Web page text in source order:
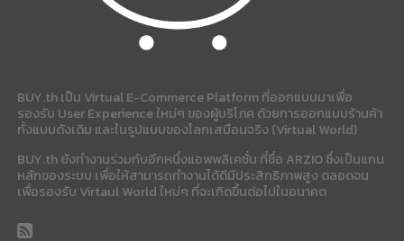
BUY.th เป็น Virtual E-Commerce Platform ที่ออกแบบมาเพื่อ
รองรับ User Experience ใหม่ๆ ของผู้บริโภค ด้วยการออกแบบร้านค้า
ทั้งแบบดังเดิม และในรูปแบบของโลกเสมือนจริง (Virtual World)
BUY.th ยังทำงานร่วมกับอีกหนึ่งแอพพลิเคชั่น ที่ชื่อ ARZIO ซึ่งเป็นแกน
หลักของระบบ เพื่อให้สามารถทำงานได้ดีมีประสิทธิภาพสูง ตลอดจน
เพื่อรองรับ Virtaul World ใหม่ๆ ที่จะเกิดขึ้นต่อไปในอนาคต